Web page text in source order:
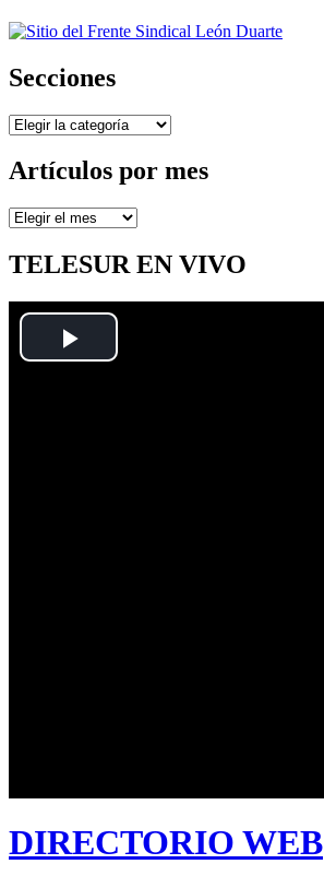
Secciones
Secciones
Artículos por mes
Artículos
mes
TELESUR EN VIVO
DIRECTORIO WEB